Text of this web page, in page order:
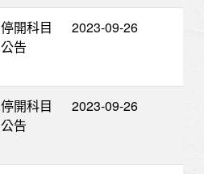
停開科目
公告
2023-09-26
停開科目
公告
2023-09-26